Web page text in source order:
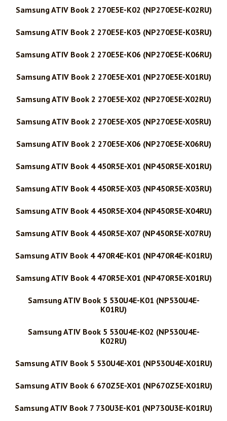
Samsung ATIV Book 2 270E5E-K02 (NP270E5E-K02RU)
Samsung ATIV Book 2 270E5E-K03 (NP270E5E-K03RU)
Samsung ATIV Book 2 270E5E-K06 (NP270E5E-K06RU)
Samsung ATIV Book 2 270E5E-X01 (NP270E5E-X01RU)
Samsung ATIV Book 2 270E5E-X02 (NP270E5E-X02RU)
Samsung ATIV Book 2 270E5E-X05 (NP270E5E-X05RU)
Samsung ATIV Book 2 270E5E-X06 (NP270E5E-X06RU)
Samsung ATIV Book 4 450R5E-X01 (NP450R5E-X01RU)
Samsung ATIV Book 4 450R5E-X03 (NP450R5E-X03RU)
Samsung ATIV Book 4 450R5E-X04 (NP450R5E-X04RU)
Samsung ATIV Book 4 450R5E-X07 (NP450R5E-X07RU)
Samsung ATIV Book 4 470R4E-K01 (NP470R4E-K01RU)
Samsung ATIV Book 4 470R5E-X01 (NP470R5E-X01RU)
Samsung ATIV Book 5 530U4E-K01 (NP530U4E-
K01RU)
Samsung ATIV Book 5 530U4E-K02 (NP530U4E-
K02RU)
Samsung ATIV Book 5 530U4E-X01 (NP530U4E-X01RU)
Samsung ATIV Book 6 670Z5E-X01 (NP670Z5E-X01RU)
Samsung ATIV Book 7 730U3E-K01 (NP730U3E-K01RU)